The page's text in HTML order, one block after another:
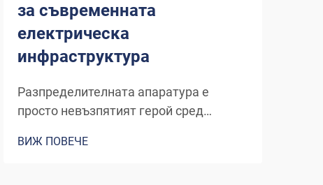
за съвременната
електрическа
инфраструктура
Разпределителната апаратура е
просто невъзпятият герой сред
използвани днес, позволяващи
ВИЖ ПОВЕЧЕ